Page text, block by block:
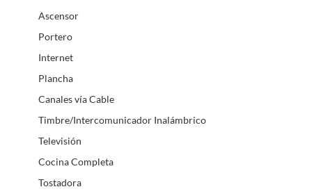
Ascensor
Portero
Internet
Plancha
Canales vía Cable
Timbre/Intercomunicador Inalámbrico
Televisión
Cocina Completa
Tostadora